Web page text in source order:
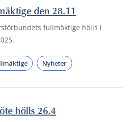
den 28.11
fullmäktige hölls i
Nyheter
hölls 26.4